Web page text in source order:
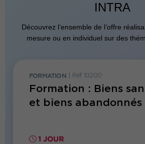
INTRA
Découvrez l’ensemble de l’offre
mesure ou en individuel sur des
FORMATION Réf. 10200
Formation : Biens
et biens abandonnés
1 JOUR